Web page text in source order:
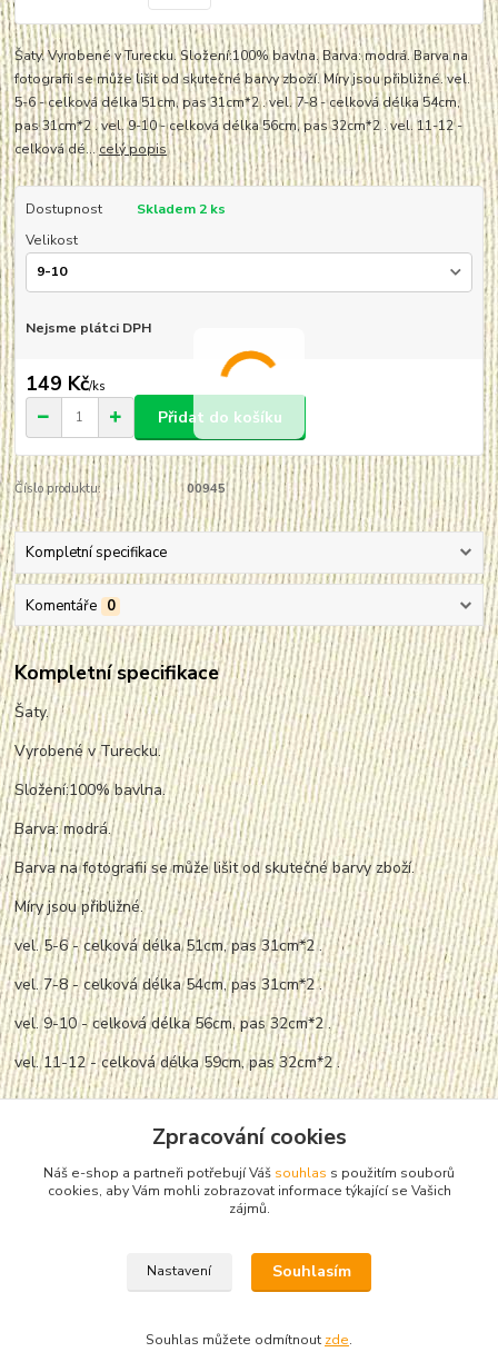
Šaty. Vyrobené v Turecku. Složení:100% bavlna. Barva: modrá. Barva na
fotografii se může lišit od skutečné barvy zboží. Míry jsou přibližné. vel.
5-6 - celková délka 51cm, pas 31cm*2 . vel. 7-8 - celková délka 54cm,
pas 31cm*2 . vel. 9-10 - celková délka 56cm, pas 32cm*2 . vel. 11-12 -
celková dé...celý popis
Dostupnost
Skladem 2 ks
Velikost
Nejsme plátci DPH
149 Kč/ks
Přidat do košíku
Číslo produktu: 00945
Kompletní specifikace
Komentáře 0
Kompletní specifikace
Šaty.
Vyrobené v Turecku.
Složení:100% bavlna.
Barva: modrá.
Barva na fotografii se může lišit od skutečné barvy zboží.
Míry jsou přibližné.
vel. 5-6 - celková délka 51cm, pas 31cm*2 .
vel. 7-8 - celková délka 54cm, pas 31cm*2 .
vel. 9-10 - celková délka 56cm, pas 32cm*2 .
vel. 11-12 - celková délka 59cm, pas 32cm*2 .
Zboží zařazeno v kategoriích
Zpracování cookies
Náš e-shop a partneři potřebují Váš souhlas s použitím souborů
cookies, aby Vám mohli zobrazovat informace týkající se Vašich
zájmů.
Nastavení Souhlasím
Souhlas můžete odmítnout zde.